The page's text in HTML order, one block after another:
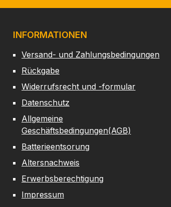
INFORMATIONEN
Versand- und Zahlungsbedingungen
Rückgabe
Widerrufsrecht und -formular
Datenschutz
Allgemeine
Geschäftsbedingungen(AGB)
Batterieentsorung
Altersnachweis
Erwerbsberechtigung
Impressum